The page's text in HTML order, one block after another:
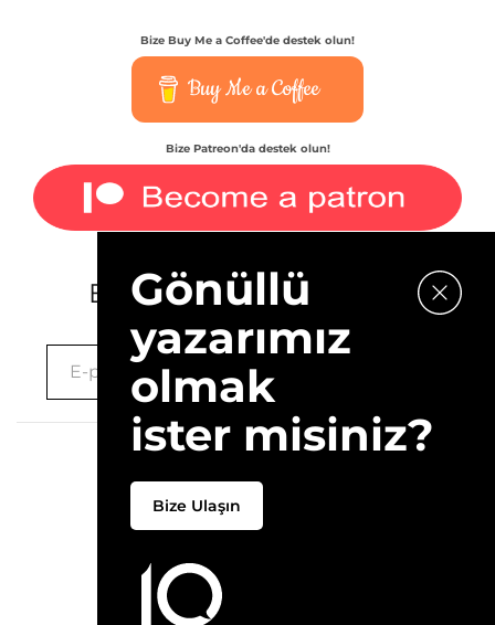
Bize Buy Me a Coffee'de destek olun!
Buy Me a Coffee
Bize Patreon'da destek olun!
E-bültenimize kaydolun.
Hakkımızda
Gönüllü
yazarımız
olmak
ister misiniz?
Bize Ulaşın